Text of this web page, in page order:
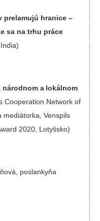
prelamujú hranice –
sa na trhu práce
národnom a lokálnom
Cooperation Network of
mediátorka, Venspils
2020, Lotyšsko)
poslankyňa